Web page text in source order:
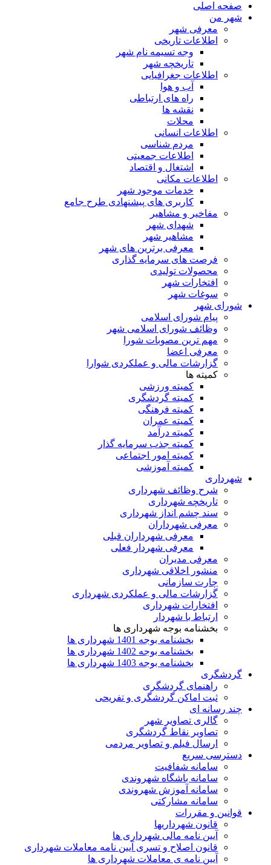
صفحه اصلی
شهر من
معرفی شهر
اطلاعات تاریخی
وجه تسیمه نام شهر
تاریخچه شهر
اطلاعات جغرافیایی
آب و هوا
راه های ارتباطی
نقشه ها
محلات
اطلاعات انسانی
مردم شناسی
اطلاعات جمعیتی
اشتغال و اقتصاد
اطلاعات مکانی
خدمات موجود شهر
کاربری های پیشنهادی طرح جامع
مفاخیر و مشاهیر
شهدای شهر
مشاهیر شهر
معرفی برترین های شهر
فرصت های سرمایه گذاری
محصولات تولیدی
افتخارات شهر
سوغات شهر
شورای شهر
پیام شورای اسلامی
وظائف شورای اسلامی شهر
مهم ترین مصوبات شورا
معرفی اعضا
گزارشات مالی و عملکردی شوارا
کمیته ها
کمیته ورزشی
کمیته گردشگری
کمیته فرهنگی
کمیته عمران
کمیته درآمد
کمیته جذب سرمایه گذار
کمیته امور اجتماعی
کمیته آموزشی
شهرداری
شرح وظائف شهرداری
تاریخچه شهرداری
سند چشم انداز شهرداری
معرفی شهرداران
معرفی شهرداران قبلی
معرفی شهردار فعلی
معرفی مدیران
منشور اخلاقی شهرداری
چارت سازمانی
گزارشات مالی و عملکردی شهرداری
افتخارات شهرداری
ارتباط با شهردار
بخشنامه بوجه شهرداری ها
بخشنامه بوجه 1401 شهرداری ها
بخشنامه بوجه 1402 شهرداری ها
بخشنامه بوجه 1403 شهرداری ها
گردشگری
راهنمای گردشگری
ثبت اماکن گردشگری و تفریحی
چند رسانه ای
گالری تصاویر شهر
تصاویر نقاط گردشگری
ارسال فیلم و تصاویر مردمی
دسترسی سریع
سامانه شفافیت
سامانه باشگاه شهروندی
سامانه آموزش شهروندی
سامانه مشارکتی
قوانین و مقررات
قانون شهرداریها
آیین نامه مالی شهرداری ها
قانون اصلاح و تسری آیین نامه معاملات شهرداری
آیین نامه ی معاملات شهرداری ها